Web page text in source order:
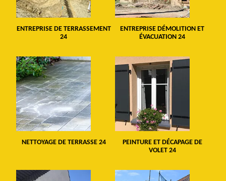
ENTREPRISE DE TERRASSEMENT
24
ENTREPRISE DÉMOLITION ET
ÉVACUATION 24
NETTOYAGE DE TERRASSE 24
PEINTURE ET DÉCAPAGE DE
VOLET 24